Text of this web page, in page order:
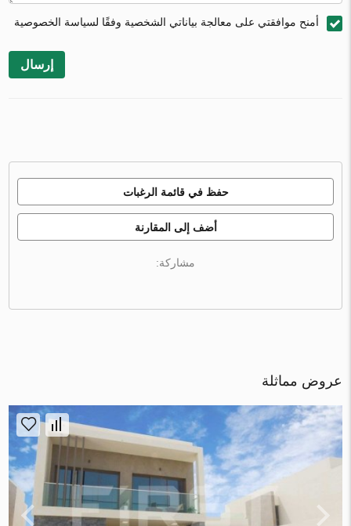
أمنح موافقتي على معالجة بياناتي الشخصية وفقًا لسياسة الخصوصية
إرسال
حفظ في قائمة الرغبات
أضف إلى المقارنة
مشاركة:
عروض مماثلة